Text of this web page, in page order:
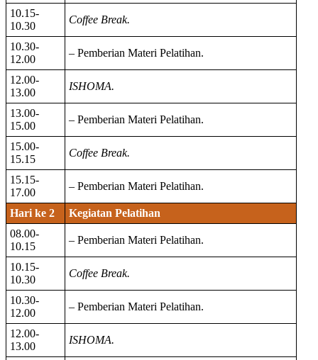
10.15-
10.30
Coffee Break.
10.30-
12.00
– Pemberian Materi Pelatihan.
12.00-
13.00
ISHOMA.
13.00-
15.00
– Pemberian Materi Pelatihan.
15.00-
15.15
Coffee Break.
15.15-
17.00
– Pemberian Materi Pelatihan.
Hari ke 2
Kegiatan Pelatihan
08.00-
10.15
– Pemberian Materi Pelatihan.
10.15-
10.30
Coffee Break.
10.30-
12.00
– Pemberian Materi Pelatihan.
12.00-
13.00
ISHOMA.